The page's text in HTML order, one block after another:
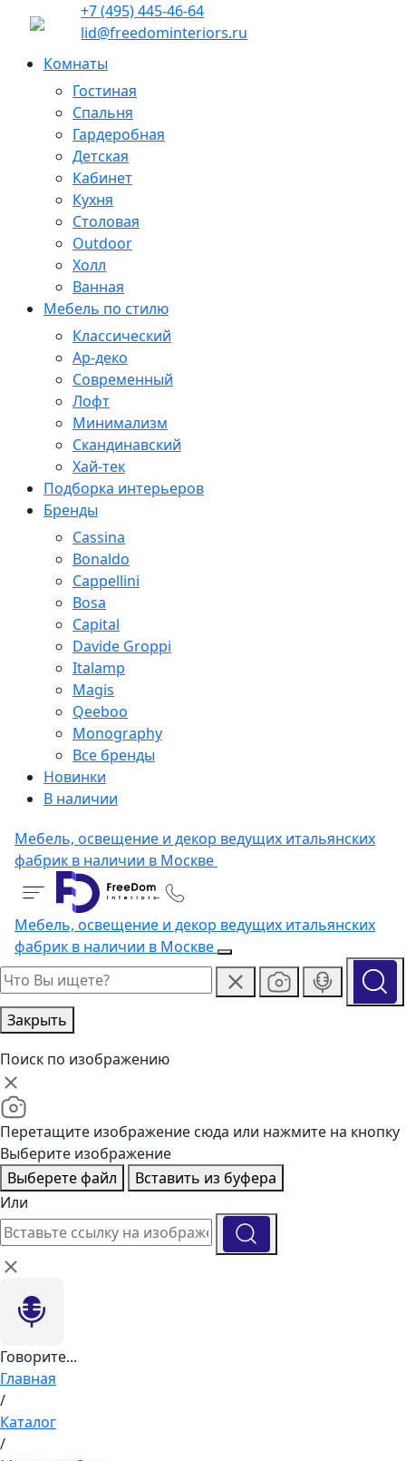
+7 (495) 445-46-64
lid@freedominteriors.ru
Комнаты
Гостиная
Спальня
Гардеробная
Детская
Кабинет
Кухня
Столовая
Outdoor
Холл
Ванная
Мебель по стилю
Классический
Ар-деко
Современный
Лофт
Минимализм
Скандинавский
Хай-тек
Подборка интерьеров
Бренды
Cassina
Bonaldo
Cappellini
Bosa
Capital
Davide Groppi
Italamp
Magis
Qeeboo
Monography
Все бренды
Новинки
В наличии
Мебель, освещение и декор ведущих итальянских
фабрик в наличии в Москве
Мебель, освещение и декор ведущих итальянских
фабрик в наличии в Москве
Закрыть
Поиск по изображению
Перетащите изображение сюда или нажмите на кнопку
Выберите изображение
Выберете файл
Вставить из буфера
Или
Говорите...
Главная
/
Каталог
/